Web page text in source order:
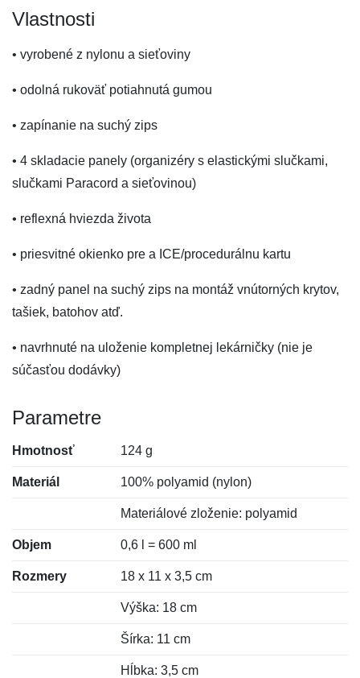
Vlastnosti
• vyrobené z nylonu a sieťoviny
• odolná rukoväť potiahnutá gumou
• zapínanie na suchý zips
• 4 skladacie panely (organizéry s elastickými slučkami,
slučkami Paracord a sieťovinou)
• reflexná hviezda života
• priesvitné okienko pre a ICE/procedurálnu kartu
• zadný panel na suchý zips na montáž vnútorných krytov,
tašiek, batohov atď.
• navrhnuté na uloženie kompletnej lekárničky (nie je
súčasťou dodávky)
Parametre
Hmotnosť 124 g
Materiál 100% polyamid (nylon)
Materiálové zloženie: polyamid
Objem 0,6 l = 600 ml
Rozmery 18 x 11 x 3,5 cm
Výška: 18 cm
Šírka: 11 cm
Hĺbka: 3,5 cm